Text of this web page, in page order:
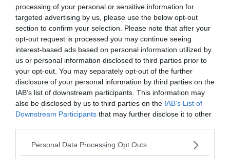
processing of your personal or sensitive information for
targeted advertising by us, please use the below opt-out
section to confirm your selection. Please note that after your
opt-out request is processed you may continue seeing
interest-based ads based on personal information utilized by
us or personal information disclosed to third parties prior to
your opt-out. You may separately opt-out of the further
disclosure of your personal information by third parties on the
IAB’s list of downstream participants. This information may
also be disclosed by us to third parties on the IAB’s List of
Downstream Participants that may further disclose it to other
Please note that this website/app uses one or more Google
Personal Data Processing Opt Outs
Continua a leggere dopo la pubblicità
La stimolazione cerebrale come terapia
per la dislessia
COMPETENZE INTELLIGENZA